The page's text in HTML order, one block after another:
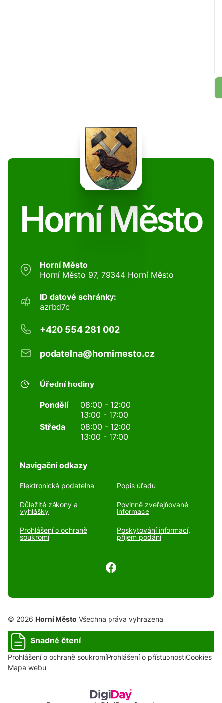
Horní Město
Horní Město
Horní Město 97, 79344 Horní Město
ID datové schránky:
azrbd7c
+420 554 281 002
podatelna@hornimesto.cz
Úřední hodiny
Pondělí
08:00 - 12:00
13:00 - 17:00
Středa
08:00 - 12:00
13:00 - 17:00
Navigační odkazy
Elektronická podatelna Popis úřadu
Důležité zákony a
vyhlášky
Povinně zveřejňované
informace
Prohlášení o ochraně
soukromí
Poskytování informací,
příjem podání
© 2026 Horní Město Všechna práva vyhrazena
Snadné čtení
Prohlášení o ochraně soukromíProhlášení o přístupnostiCookies
Mapa webu